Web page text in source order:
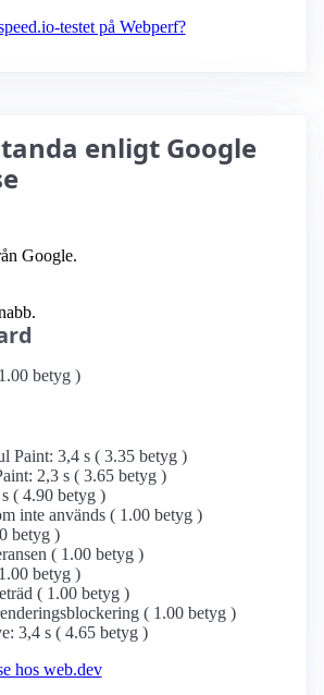
testet på Webperf?
enligt Google
Google.
betyg )
Paint: 3,4 s ( 3.35 betyg )
2,3 s ( 3.65 betyg )
( 4.90 betyg )
inte används ( 1.00 betyg )
betyg )
( 1.00 betyg )
betyg )
( 1.00 betyg )
( 1.00 betyg )
3,4 s ( 4.65 betyg )
hos web.dev